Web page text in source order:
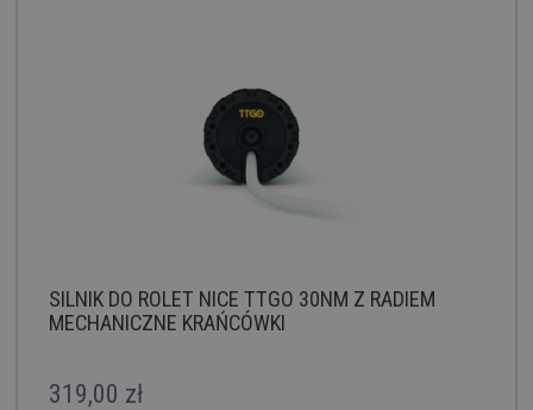
SILNIK DO ROLET NICE TTGO 30NM Z RADIEM
MECHANICZNE KRAŃCÓWKI
319,00 zł